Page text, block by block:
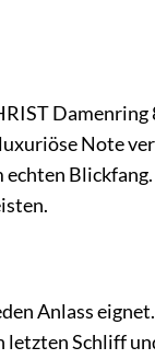
Note
Anlass
letzten Schliff